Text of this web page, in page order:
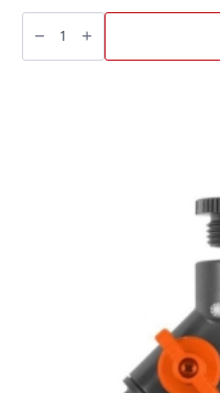
Skumsprayer
Hf0950,
Nilfisk